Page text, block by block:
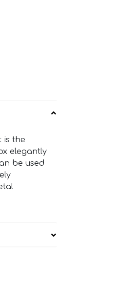
is the
elegantly
be used